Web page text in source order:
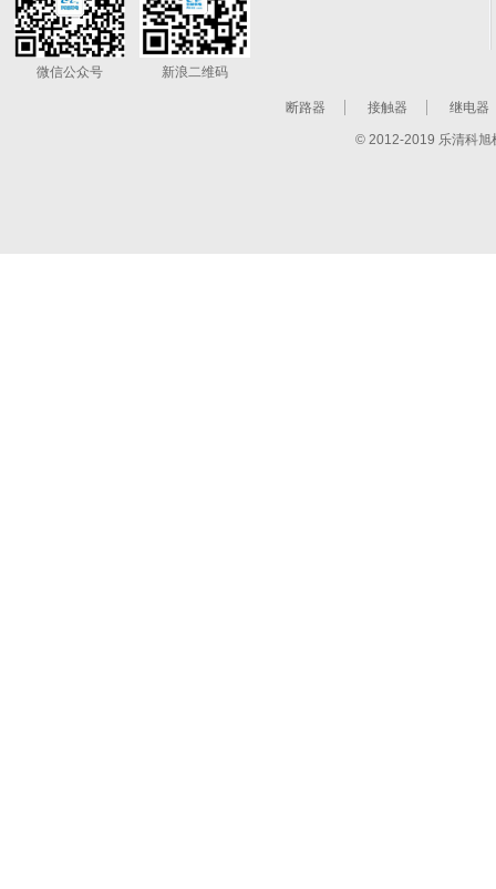
微信公众号 新浪二维码
断路器 接触器 继电器
© 2012-2019 乐清科旭